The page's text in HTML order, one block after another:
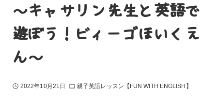
～キャサリン先生と英語で
遊ぼう！ビィーゴほいくえ
ん～
2022年10月21日 親子英語レッスン【FUN WITH ENGLISH】